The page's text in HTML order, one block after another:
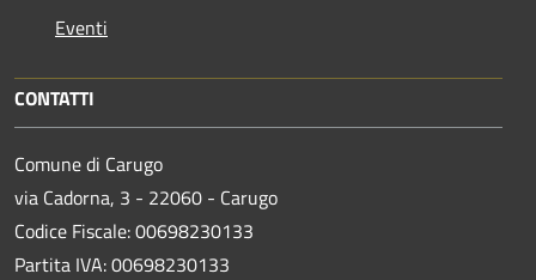
Eventi
CONTATTI
Comune di Carugo
via Cadorna, 3 - 22060 - Carugo
Codice Fiscale: 00698230133
Partita IVA: 00698230133